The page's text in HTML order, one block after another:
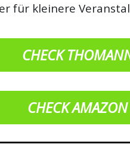
für kleinere
CHECK
CHECK AMAZON